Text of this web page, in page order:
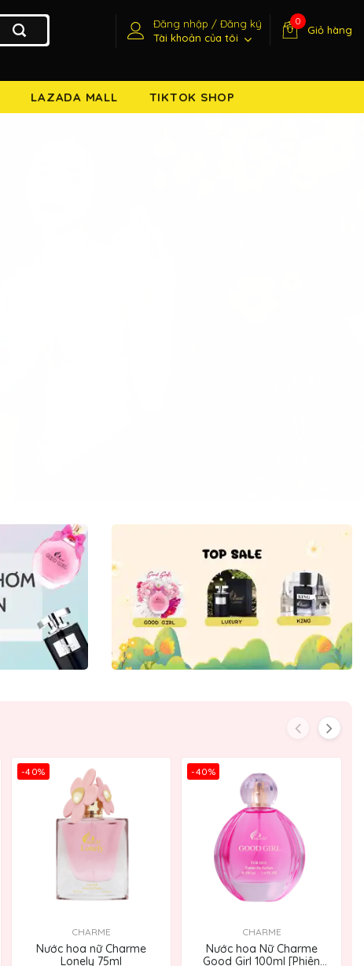
Đăng nhập / Đăng ký
Tài khoản của tôi
0
Giỏ hàng
LAZADA MALL TIKTOK SHOP
-40%
CHARME
Nước hoa nữ Charme
Lonely 75ml
-40%
CHARME
Nước hoa Nữ Charme
Good Girl 100ml [Phiên